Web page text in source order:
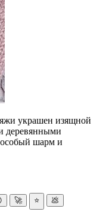
украшен изящной
деревянными
шарм и
🚀 ⭐ 💩